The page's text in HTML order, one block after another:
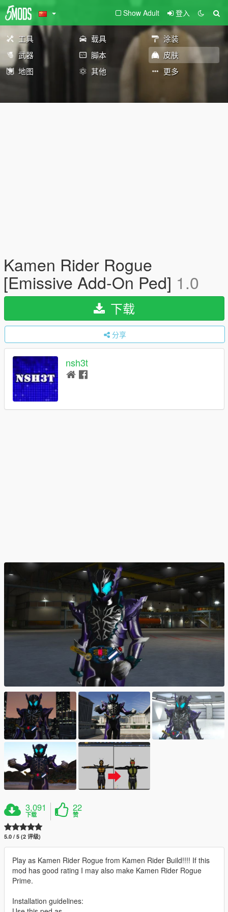
Show Adult 登入
工具 载具
涂装
武器
脚本
皮肤
地图
其他 更多
Kamen Rider Rogue
[Emissive Add-On Ped] 1.0
下载
分享
nsh3t
3,091
下载
22
赞
5.0 / 5 (2 评级)
Play as Kamen Rider Rogue from Kamen Rider Build!!!! If this
mod has good rating I may also make Kamen Rider Rogue
Prime.
Installation guidelines: